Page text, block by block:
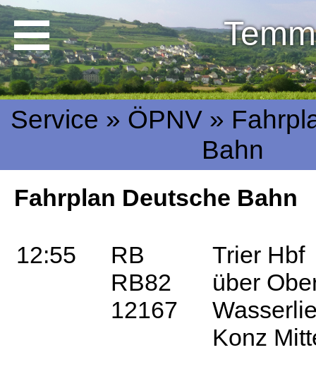
Service » ÖPNV »
Bahn
Fahrplan Deutsche Bahn
12:55
RB
RB82
12167
Trier Hbf
über
Konz